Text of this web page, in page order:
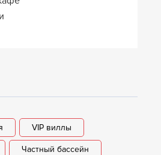
VIP виллы
Частный бассейн